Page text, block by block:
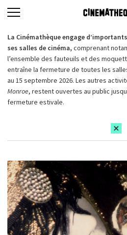
La Cinémathèque engage
ses salles de cinéma, comprenant
l’ensemble des fauteuils et des
entraîne la fermeture de toutes les
au 15 septembre 2026. Les autres
Monroe, restent ouvertes au public
fermeture estivale.